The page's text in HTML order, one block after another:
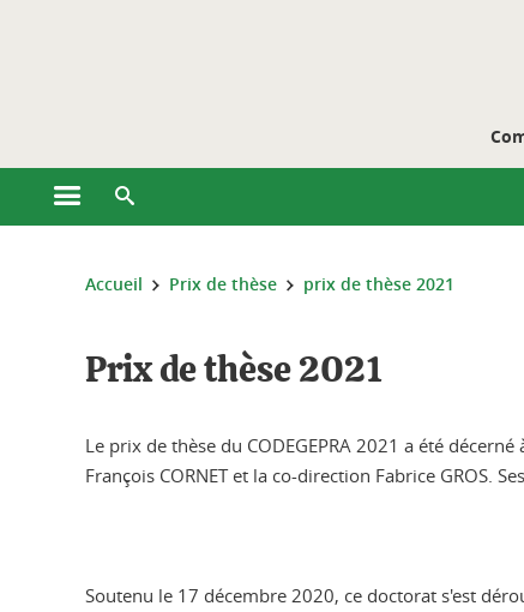
Ouvrir le menu principal
Vous êtes ici :
Accueil Prix de thèse prix de thèse 2021
Prix de thèse 2021
Le prix de thèse du CODEGEPRA 2021 a été
François CORNET et la co-direction Fabrice GROS.
Soutenu le 17 décembre 2020, ce doctorat s'est